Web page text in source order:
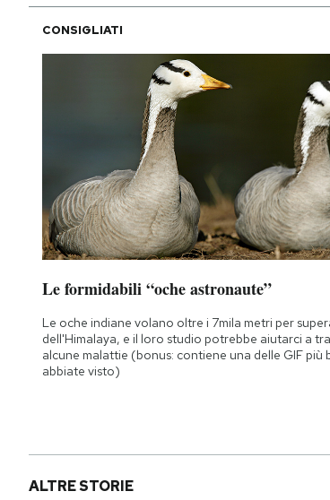
CONSIGLIATI
Le formidabili “oche astronaute”
Le oche indiane volano oltre i 7mila metri per
dell'Himalaya, e il loro studio potrebbe aiutarci a
alcune malattie (bonus: contiene una delle GIF più
abbiate visto)
ALTRE STORIE